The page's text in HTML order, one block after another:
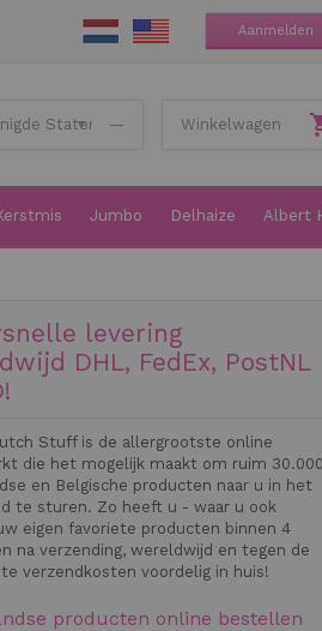
Aanmelden
— Winkelwagen
Jumbo Delhaize Albert
levering
DHL, FedEx, PostNL
Stuff is de allergrootste online
die het mogelijk maakt om ruim 30.000
en Belgische producten naar u in het
te sturen. Zo heeft u - waar u ook
eigen favoriete producten binnen 4
na verzending, wereldwijd en tegen de
verzendkosten voordelig in huis!
producten online bestellen